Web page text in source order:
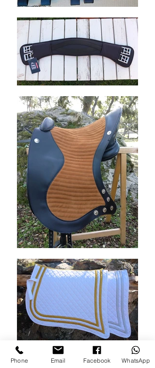
Phone Email Facebook WhatsApp